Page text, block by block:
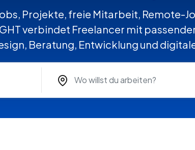
Projekte, freie Mitarbeit, Remote-
verbindet Freelancer mit
Beratung, Entwicklung und